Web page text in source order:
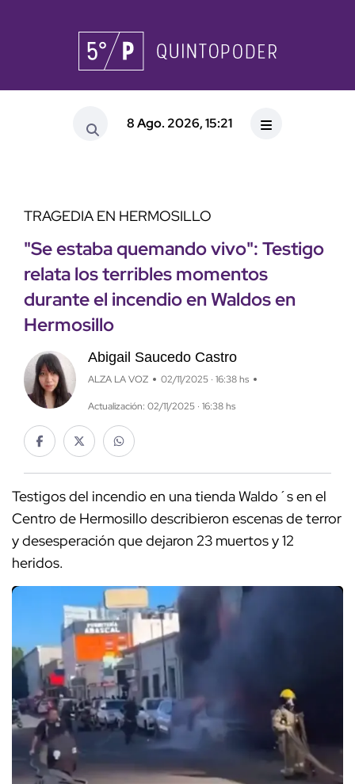
8 Ago. 2026, 15:21
TRAGEDIA EN HERMOSILLO
"Se estaba quemando vivo": Testigo
relata los terribles momentos
durante el incendio en Waldos en
Hermosillo
Abigail Saucedo Castro
ALZA LA VOZ 02/11/2025 · 16:38 hs
Actualización: 02/11/2025 · 16:38 hs
Testigos del incendio en una tienda Waldo´s en el
Centro de Hermosillo describieron escenas de terror
y desesperación que dejaron 23 muertos y 12
heridos.